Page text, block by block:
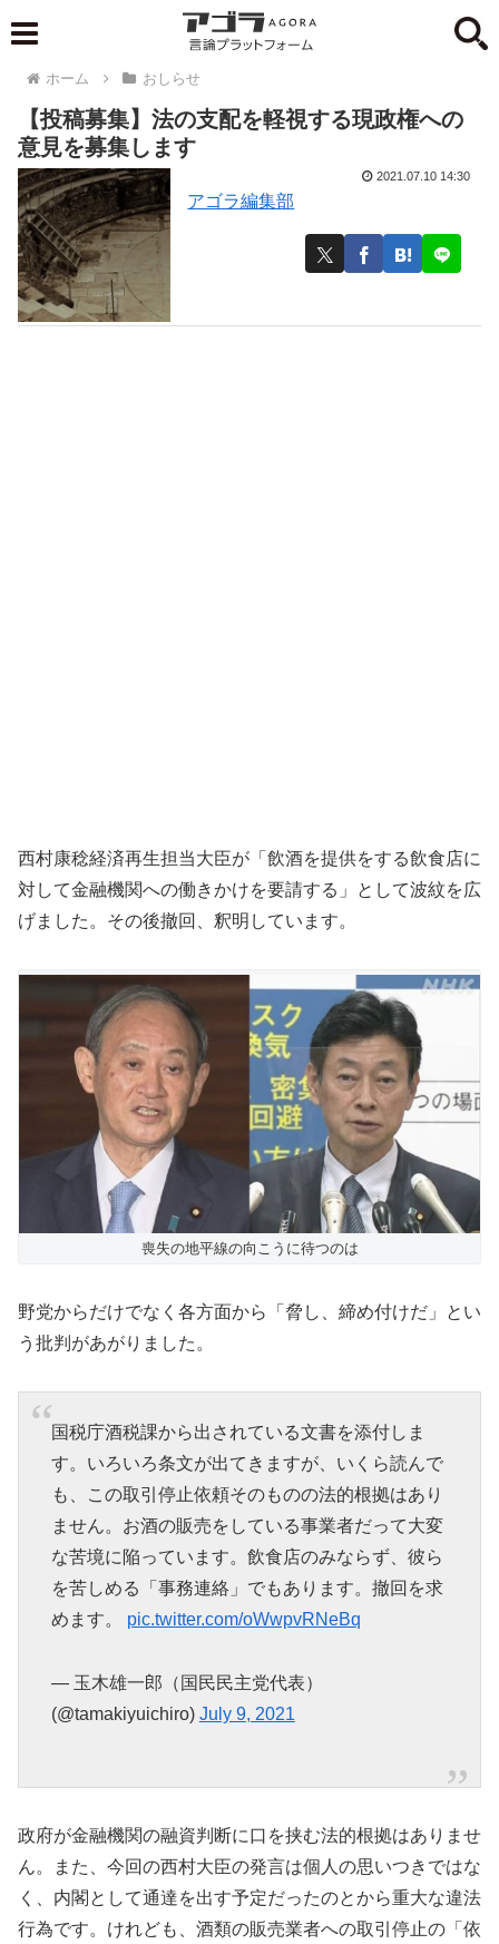
ホーム おしらせ
【投稿募集】法の支配を軽視する現政権への
意見を募集します
アゴラ編集部
2021.07.10 14:30
西村康稔経済再生担当大臣が「飲酒を提供をする飲食店に
対して金融機関への働きかけを要請する」として波紋を広
げました。その後撤回、釈明しています。
喪失の地平線の向こうに待つのは
野党からだけでなく各方面から「脅し、締め付けだ」とい
う批判があがりました。
国税庁酒税課から出されている文書を添付しま
す。いろいろ条文が出てきますが、いくら読んで
も、この取引停止依頼そのものの法的根拠はあり
ません。お酒の販売をしている事業者だって大変
な苦境に陥っています。飲食店のみならず、彼ら
を苦しめる「事務連絡」でもあります。撤回を求
めます。 pic.twitter.com/oWwpvRNeBq
— 玉木雄一郎（国民民主党代表）
(@tamakiyuichiro) July 9, 2021
政府が金融機関の融資判断に口を挟む法的根拠はありませ
ん。また、今回の西村大臣の発言は個人の思いつきではな
く、内閣として通達を出す予定だったのとから重大な違法
行為です。けれども、酒類の販売業者への取引停止の「依